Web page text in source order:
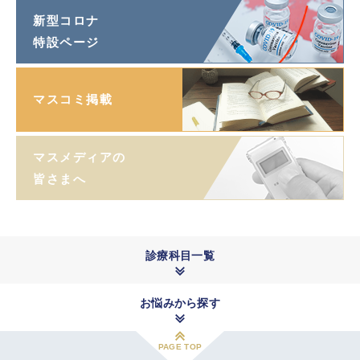
新型コロナ
特設ページ
マスコミ掲載
マスメディアの
皆さまへ
診療科目一覧
お悩みから探す
PAGE TOP